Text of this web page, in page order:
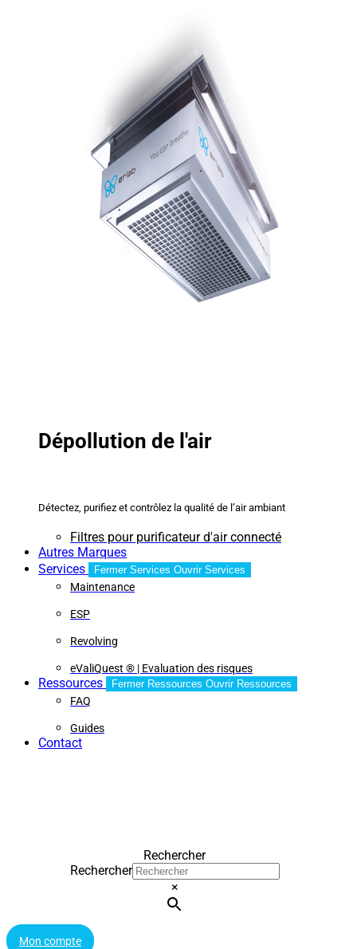
Dépollution de l'air
Détectez, purifiez et contrôlez la qualité de l’air ambiant
Filtres pour purificateur d'air connecté
Autres Marques
Services
Fermer Services Ouvrir Services
Maintenance
ESP
Revolving
eValiQuest ® | Evaluation des risques
Ressources Fermer Ressources Ouvrir Ressources
FAQ
Guides
Contact
Rechercher
Rechercher
×
Mon compte